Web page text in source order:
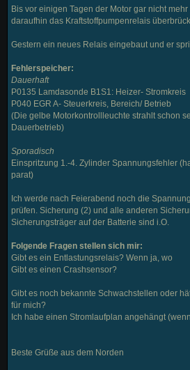
Bis vor einigen Tagen der Motor gar nicht
daraufhin das Kraftstoffpumpenrelais
Gestern ein neues Relais eingebaut und er
Fehlerspeicher:
Dauerhaft
P0135 Lamdasonde B1S1: Heizer- Stromkreis
P040 EGR A- Steuerkreis, Bereich/ Betrieb
(Die gelbe Motorkontrollleuchte strahlt schon
Dauerbetrieb)
Sporadisch
Einspritzung 1.-4. Zylinder Spannungsfehler
parat)
Ich werde nach Feierabend noch die
prüfen. Sicherung (2) und alle anderen
Sicherungsträger auf der Batterie sind i.O.
Folgende Fragen stellen sich mir:
Gibt es ein Entlastungsrelais? Wenn ja, wo
Gibt es einen Crashsensor?
Gibt es noch bekannte Schwachstellen oder
für mich?
Ich habe einen Stromlaufplan angehängt
Beste Grüße aus dem Norden